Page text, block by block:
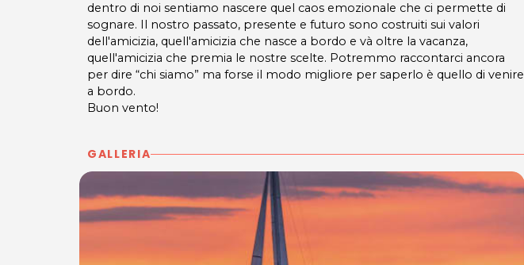
dentro di noi sentiamo nascere quel caos emozionale che ci permette di
sognare. Il nostro passato, presente e futuro sono costruiti sui valori
dell'amicizia, quell'amicizia che nasce a bordo e và oltre la vacanza,
quell'amicizia che premia le nostre scelte. Potremmo raccontarci ancora
per dire “chi siamo” ma forse il modo migliore per saperlo è quello di venire
a bordo.
Buon vento!
GALLERIA